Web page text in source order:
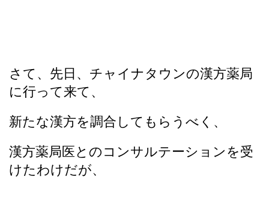
さて、先日、チャイナタウンの漢方薬局
に行って来て、
新たな漢方を調合してもらうべく、
漢方薬局医とのコンサルテーションを受
けたわけだが、